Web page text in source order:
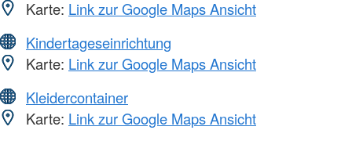
Karte: Link zur Google Maps Ansicht
Kindertageseinrichtung
Karte: Link zur Google Maps Ansicht
Kleidercontainer
Karte: Link zur Google Maps Ansicht